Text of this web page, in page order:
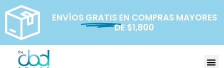
contenido
ENVÍOS GRATIS EN COMPRAS MAYORES
DE $1,800